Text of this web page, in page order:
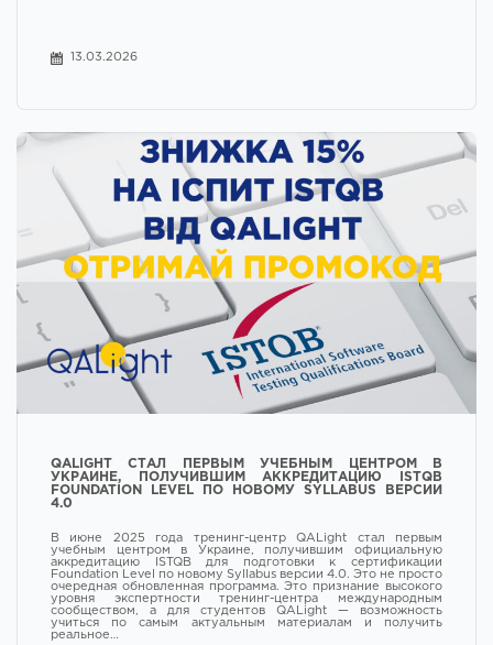
13.03.2026
QALIGHT СТАЛ ПЕРВЫМ УЧЕБНЫМ ЦЕНТРОМ В
УКРАИНЕ, ПОЛУЧИВШИМ АККРЕДИТАЦИЮ ISTQB
FOUNDATION LEVEL ПО НОВОМУ SYLLABUS ВЕРСИИ
4.0
В июне 2025 года тренинг-центр QALight стал первым
учебным центром в Украине, получившим официальную
аккредитацию ISTQB для подготовки к сертификации
Foundation Level по новому Syllabus версии 4.0. Это не просто
очередная обновленная программа. Это признание высокого
уровня экспертности тренинг-центра международным
сообществом, а для студентов QALight — возможность
учиться по самым актуальным материалам и получить
реальное…
СОБЕСЕДОВАНИЮ
Новости
База знаний
FAQ
Контакты